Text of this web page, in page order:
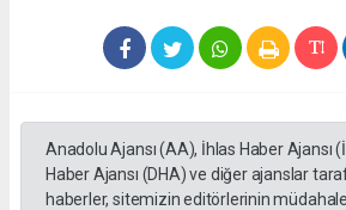
Anadolu Ajansı (AA), İhlas Haber Ajansı
Haber Ajansı (DHA) ve diğer ajanslar
haberler, sitemizin editörlerinin